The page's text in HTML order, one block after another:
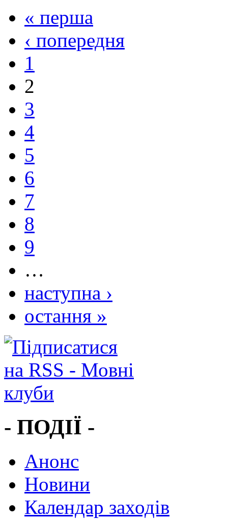
« перша
‹ попередня
1
2
3
4
5
6
7
8
9
…
наступна ›
остання »
- ПОДІЇ -
Анонс
Новини
Календар заходів